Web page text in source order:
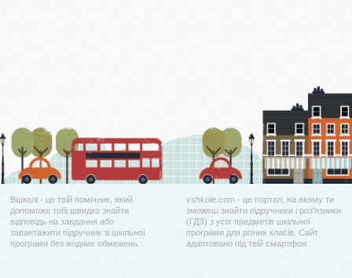
Вшколі - це твій помічник, який
допоможе тобі швидко знайти
відповідь на завдання або
завантажити підручник зі шкільної
програми без жодних обмежень.
vshkole.com - це портал, на якому ти
зможеш знайти підручники і роз'язники
(ГДЗ) з усіх предметів шкільної
програми для різних класів. Сайт
адаптовано під твій смартфон.